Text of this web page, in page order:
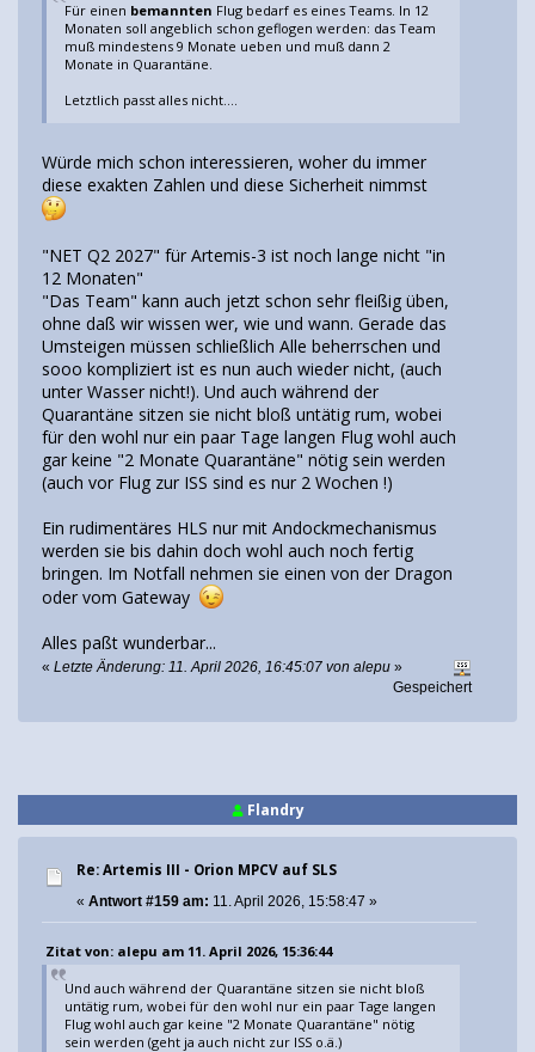
Für einen bemannten Flug bedarf es eines Teams. In 12
Monaten soll angeblich schon geflogen werden: das Team
muß mindestens 9 Monate ueben und muß dann 2
Monate in Quarantäne.
Letztlich passt alles nicht....
Würde mich schon interessieren, woher du immer
diese exakten Zahlen und diese Sicherheit nimmst
"NET Q2 2027" für Artemis-3 ist noch lange nicht "in
12 Monaten"
"Das Team" kann auch jetzt schon sehr fleißig üben,
ohne daß wir wissen wer, wie und wann. Gerade das
Umsteigen müssen schließlich Alle beherrschen und
sooo kompliziert ist es nun auch wieder nicht, (auch
unter Wasser nicht!). Und auch während der
Quarantäne sitzen sie nicht bloß untätig rum, wobei
für den wohl nur ein paar Tage langen Flug wohl auch
gar keine "2 Monate Quarantäne" nötig sein werden
(auch vor Flug zur ISS sind es nur 2 Wochen !)
Ein rudimentäres HLS nur mit Andockmechanismus
werden sie bis dahin doch wohl auch noch fertig
bringen. Im Notfall nehmen sie einen von der Dragon
oder vom Gateway
Alles paßt wunderbar...
« Letzte Änderung: 11. April 2026, 16:45:07 von alepu »
Gespeichert
Flandry
Re: Artemis III - Orion MPCV auf SLS
« Antwort #159 am: 11. April 2026, 15:58:47 »
Zitat von: alepu am 11. April 2026, 15:36:44
Und auch während der Quarantäne sitzen sie nicht bloß
untätig rum, wobei für den wohl nur ein paar Tage langen
Flug wohl auch gar keine "2 Monate Quarantäne" nötig
sein werden (geht ja auch nicht zur ISS o.ä.)